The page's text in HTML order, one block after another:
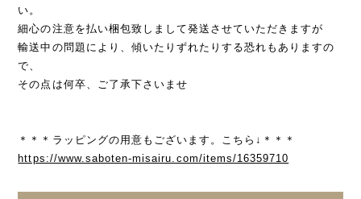
い。
細心の注意を払い梱包致しまして発送させていただきますが
輸送中の問題により、傾いたりずれたりする恐れもありますの
で、
その点は何卒、ご了承下さいませ
＊＊＊ラッピングの用意もございます。こちら↓＊＊＊
https://www.saboten-misairu.com/items/16359710